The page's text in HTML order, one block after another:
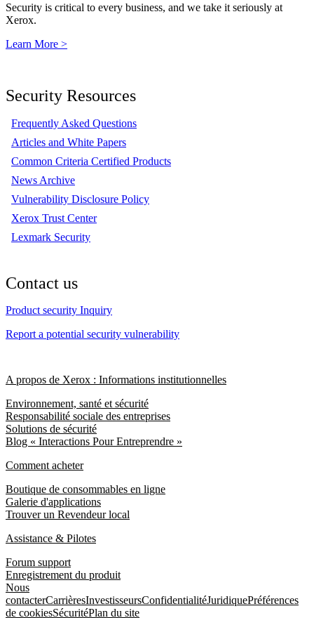
Security is critical to every business, and we take it seriously at
Xerox.
Learn More >
Security Resources
Frequently Asked Questions
Articles and White Papers
Common Criteria Certified Products
News Archive
Vulnerability Disclosure Policy
Xerox Trust Center
Lexmark Security
Contact us
Product security Inquiry
Report a potential security vulnerability
A propos de Xerox : Informations institutionnelles
Environnement, santé et sécurité
Responsabilité sociale des entreprises
Solutions de sécurité
Blog « Interactions Pour Entreprendre »
Comment acheter
Boutique de consommables en ligne
Galerie d'applications
Trouver un Revendeur local
Assistance & Pilotes
Forum support
Enregistrement du produit
Nous
contacterCarrièresInvestisseursConfidentialitéJuridiquePréférences
de cookiesSécuritéPlan du site